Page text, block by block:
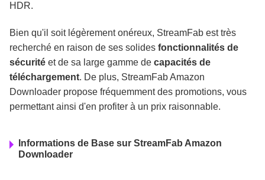
HDR.
Bien qu'il soit légèrement onéreux, StreamFab est très
recherché en raison de ses solides fonctionnalités de
sécurité et de sa large gamme de capacités de
téléchargement. De plus, StreamFab Amazon
Downloader propose fréquemment des promotions, vous
permettant ainsi d'en profiter à un prix raisonnable.
Informations de Base sur StreamFab Amazon
Downloader